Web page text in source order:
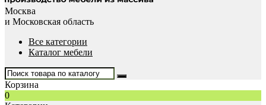
Москва
и Московская область
Все категории
Каталог мебели
Корзина
0